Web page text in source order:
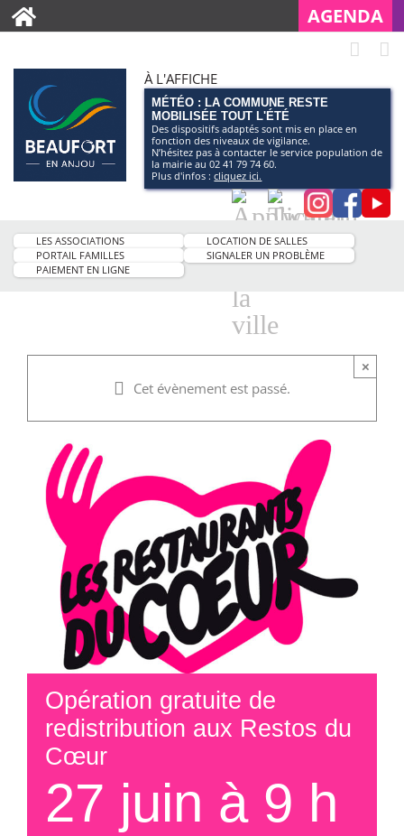
AGENDA
À L'AFFICHE
MÉTÉO : LA COMMUNE RESTE
MOBILISÉE TOUT L'ÉTÉ
Des dispositifs adaptés sont mis en place en
fonction des niveaux de vigilance.
N’hésitez pas à contacter le service population de
la mairie au 02 41 79 74 60.
Plus d'infos :cliquez ici.
Application
smartphone
de
ville
Twitter
LES ASSOCIATIONS
LOCATION DE SALLES
PORTAIL FAMILLES
SIGNALER UN PROBLÈME
PAIEMENT EN LIGNE
Cet évènement est passé.
×
Opération gratuite de
redistribution aux Restos du
Cœur
27 juin à 9 h